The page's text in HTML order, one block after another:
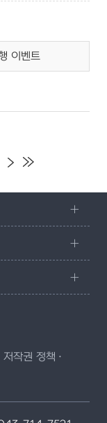
이벤트
저작권 정책